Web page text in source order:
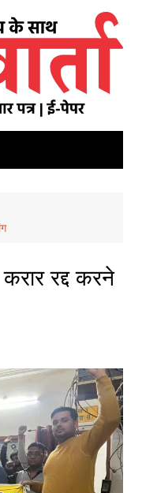
रद्द करने